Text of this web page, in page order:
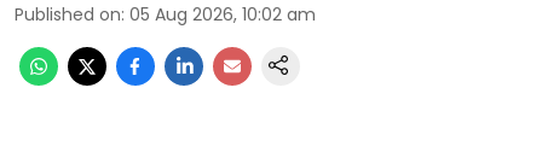
Published on: 05 Aug 2026, 10:02 am